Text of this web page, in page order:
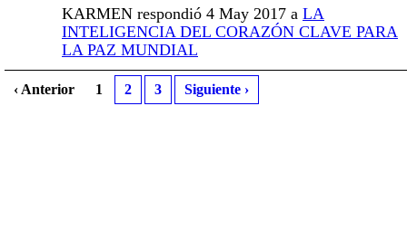
KARMEN respondió 4 May 2017 a LA
INTELIGENCIA DEL CORAZÓN CLAVE PARA
LA PAZ MUNDIAL
‹ Anterior 1 2 3 Siguiente ›